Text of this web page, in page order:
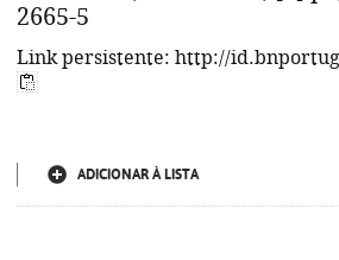
2665-5
Link persistente: http://
ADICIONAR À LISTA